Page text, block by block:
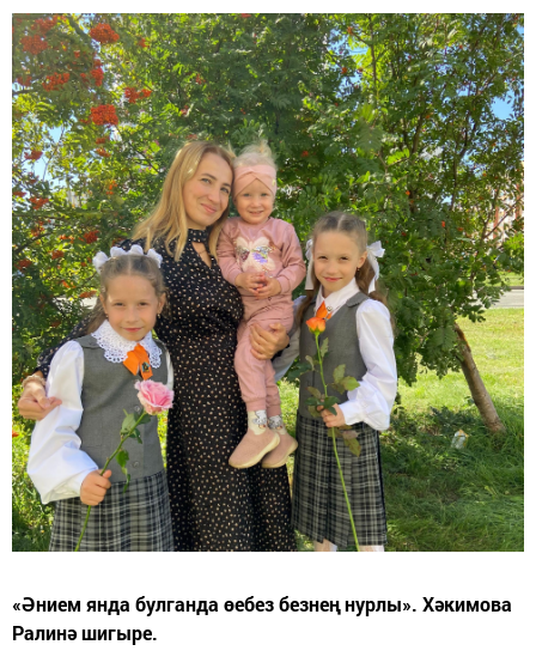
«Әнием янда булганда өебез безнең нурлы». Хәкимова
Ралинә шигыре.